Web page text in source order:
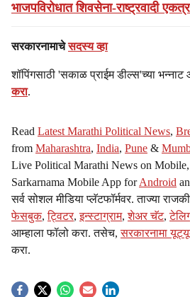
भाजपविरोधात शिवसेना-राष्ट्रवादी
सरकारनामाचेसदस्य व्हा
शॉपिंगसाठी 'सकाळ प्राईम डील्स'च्या भन्नाट
करा.
Read Latest Marathi Political News,
from Maharashtra, India, Pune &
Live Political Marathi News on
Sarkarnama Mobile App forAndroid
सर्व सोशल मीडिया प्लॅटफॉर्मवर. ताज्या
फेसबुक,ट्विटर,इन्स्टाग्राम,शेअर चॅट,
आम्हाला फॉलो करा. तसेच,सरकारनामा
करा.